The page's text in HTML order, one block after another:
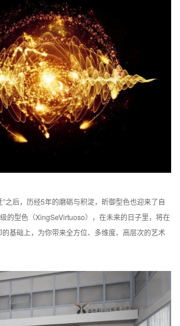
后，历经5年的磨砺与积淀，昕御型色也迎来了自
的型色（XingSeVirtuoso），在未来的日子里，将在
基础上，为你带来全方位、多维度、高层次的艺术